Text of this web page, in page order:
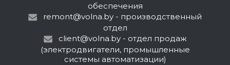
обеспечения
remont@volna.by - производственный
отдел
client@volna.by- отдел продаж
(электродвигатели, промышленные
системы автоматизации)